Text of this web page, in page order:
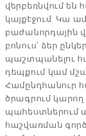
վերբեռնվում են
կայքէջում: Կա
բաժանորդային
բոնուս՝ ձեր
պաշտպանելու
դեպքում կամ
Համընդհանուր
ծրագրում
պահեստներում
հաշվառման